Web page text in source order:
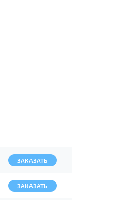
ЗАКАЗАТЬ
ЗАКАЗАТЬ